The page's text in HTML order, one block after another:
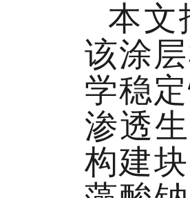
本文
该涂
学稳
渗透
构建